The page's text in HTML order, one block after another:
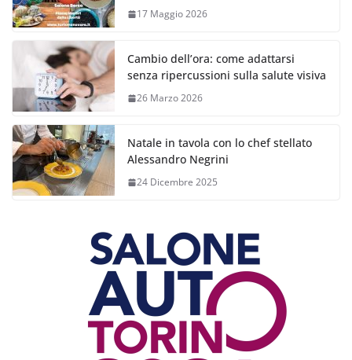
17 Maggio 2026
Cambio dell’ora: come adattarsi
senza ripercussioni sulla salute visiva
26 Marzo 2026
Natale in tavola con lo chef stellato
Alessandro Negrini
24 Dicembre 2025